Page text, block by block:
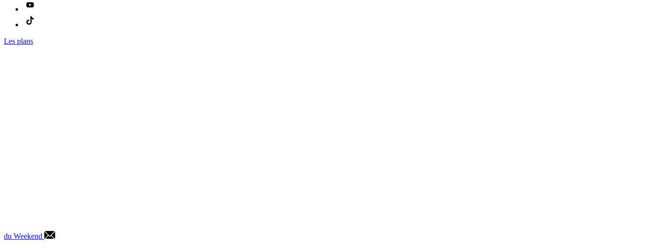
Les plans
du Weekend